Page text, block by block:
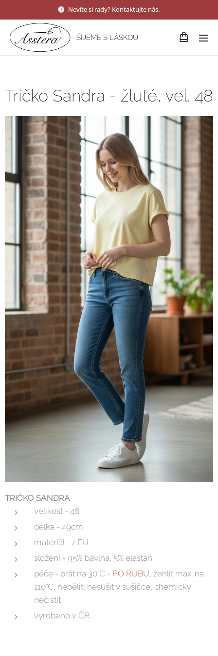
Nevíte si rady? Kontaktujte nás.
ŠIJEME S LÁSKOU
Tričko Sandra - žluté, vel. 48
TRIČKO SANDRA
velikost - 48
délka - 49cm
materiál - z EU
složení - 95% bavlna, 5% elastan
péče - prát na 30°C - PO RUBU, žehlit max. na
110°C, nebělit, nesušit v sušičce, chemicky
nečistit
vyrobeno v ČR